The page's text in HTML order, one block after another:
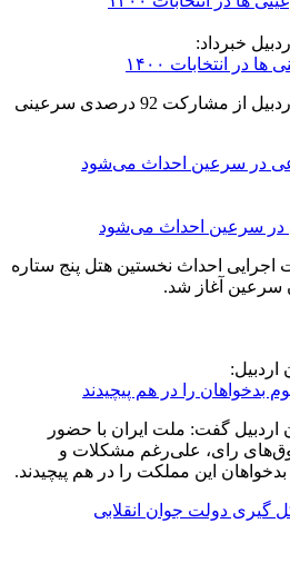
خبرداد:
رییس ستاد انتخابات استان اردبیل از مشارکت 92 درصدی سرعینی
اجرایی احداث نخستین هتل پنج ستاره
سرعین آغاز شد.
اردبیل:
را در هم پیچیدند
اردبیل گفت: ملت ایران با حضور
رای، علی‌رغم مشکلات و
این مملکت را در هم پیچیدند.